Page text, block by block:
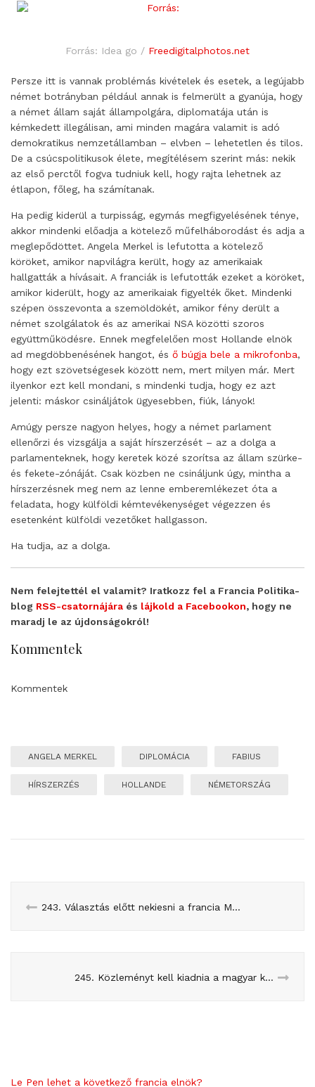
Forrás: Idea go / Freedigitalphotos.net
Persze itt is vannak problémás kivételek és esetek, a legújabb
német botrányban például annak is felmerült a gyanúja, hogy
a német állam saját állampolgára, diplomatája után is
kémkedett illegálisan, ami minden magára valamit is adó
demokratikus nemzetállamban – elvben – lehetetlen és tilos.
De a csúcspolitikusok élete, megítélésem szerint más: nekik
az első perctől fogva tudniuk kell, hogy rajta lehetnek az
étlapon, főleg, ha számítanak.
Ha pedig kiderül a turpisság, egymás megfigyelésének ténye,
akkor mindenki előadja a kötelező műfelháborodást és adja a
meglepődöttet. Angela Merkel is lefutotta a kötelező
köröket, amikor napvilágra került, hogy az amerikaiak
hallgatták a hívásait. A franciák is lefutották ezeket a köröket,
amikor kiderült, hogy az amerikaiak figyelték őket. Mindenki
szépen összevonta a szemöldökét, amikor fény derült a
német szolgálatok és az amerikai NSA közötti szoros
együttműködésre. Ennek megfelelően most Hollande elnök
ad megdöbbenésének hangot, és ő búgja bele a mikrofonba,
hogy ezt szövetségesek között nem, mert milyen már. Mert
ilyenkor ezt kell mondani, s mindenki tudja, hogy ez azt
jelenti: máskor csináljátok ügyesebben, fiúk, lányok!
Amúgy persze nagyon helyes, hogy a német parlament
ellenőrzi és vizsgálja a saját hírszerzését – az a dolga a
parlamenteknek, hogy keretek közé szorítsa az állam szürke-
és fekete-zónáját. Csak közben ne csináljunk úgy, mintha a
hírszerzésnek meg nem az lenne emberemlékezet óta a
feladata, hogy külföldi kémtevékenységet végezzen és
esetenként külföldi vezetőket hallgasson.
Ha tudja, az a dolga.
Nem felejtettél el valamit? Iratkozz fel a Francia Politika-
blog RSS-csatornájára és lájkold a Facebookon, hogy ne
maradj le az újdonságokról!
Kommentek
Kommentek
ANGELA MERKEL DIPLOMÁCIA FABIUS
HÍRSZERZÉS HOLLANDE NÉMETORSZÁG
243. Választás előtt nekiesni a francia Munka Törvénykönyvének: danger zone!
245. Közleményt kell kiadnia a magyar köztévének, ha nézik a focit? A franciák válasza: naná!
Le Pen lehet a következő francia elnök?